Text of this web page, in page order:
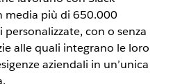
media più di 650.000
personalizzate, con o senza
alle quali integrano le loro
aziendali in un’unica